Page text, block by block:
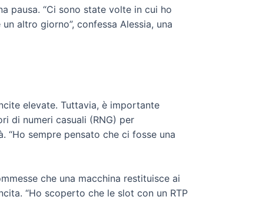
pausa. “Ci sono state volte in cui ho
altro giorno”, confessa Alessia, una
elevate. Tuttavia, è importante
di numeri casuali (RNG) per
“Ho sempre pensato che ci fosse una
che una macchina restituisce ai
“Ho scoperto che le slot con un RTP